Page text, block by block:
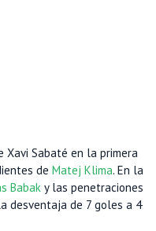
Xavi Sabaté en la primera
de Matej Klima. En la
Babak y las penetraciones
desventaja de 7 goles a 4